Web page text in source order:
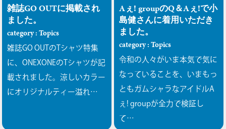
雑誌GO OUTに掲載され
ました。
category : Topics
雑誌GO OUTのTシャツ特集
に、ONEXONEのTシャツが記
載されました。涼しいカラー
にオリジナルティー溢れ…
Aぇ! groupのQ＆Aぇ!で小
島健さんに着用いただき
ました。
category : Topics
令和の人々がいま本気で気に
なっていることを、いまもっ
ともガムシャラなアイドルA
ぇ! groupが全力で検証し
て…